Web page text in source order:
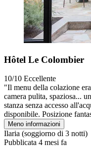
Hôtel Le Colombier
10/10 Eccellente
"Il menu della colazione
camera pulita, spaziosa...
stanza senza accesso
disponibile. Posizione
Meno informazioni
Ilaria (soggiorno di 3 notti)
Pubblicata 4 mesi fa